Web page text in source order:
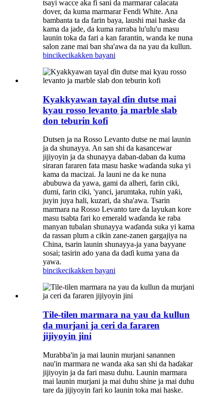
tsayi wacce aka fi sani da marmarar calacata
dover, da kuma marmarar Fendi White. Ana
bambanta ta da farin baya, laushi mai haske da
kama da jade, da kuma rarraba lu'ulu'u masu
launin toka da fari a kan farantin, wanda ke nuna
salon zane mai ban sha'awa da na yau da kullun.
bincikecikakken bayani
Kyakkyawan tayal ɗin dutse mai
kyau rosso levanto ja marble slab
don teburin kofi
Dutsen ja na Rosso Levanto dutse ne mai launin
ja da shunayya. An san shi da kasancewar
jijiyoyin ja da shunayya daban-daban da kuma
siraran fararen fata masu haske waɗanda suka yi
kama da macizai. Ja launi ne da ke nuna
abubuwa da yawa, gami da alheri, farin ciki,
ɗumi, farin ciki, 'yanci, jarumtaka, ruhin yaƙi,
juyin juya hali, kuzari, da sha'awa. Tsarin
marmara na Rosso Levanto tare da layukan kore
masu tsabta fari ko emerald waɗanda ke raba
manyan tubalan shunayya waɗanda suka yi kama
da rassan plum a cikin zane-zanen gargajiya na
China, tsarin launin shunayya-ja yana bayyane
sosai; tasirin ado yana da daɗi kuma yana da
yawa.
bincikecikakken bayani
Tile-tilen marmara na yau da kullun
da murjani ja ceri da fararen
jijiyoyin jini
Murabba'in ja mai launin murjani sanannen
nau'in marmara ne wanda aka san shi da haɗakar
jijiyoyin ja da fari masu duhu. Launin marmara
mai launin murjani ja mai duhu shine ja mai duhu
tare da jijiyoyin fari ko launin toka mai haske.